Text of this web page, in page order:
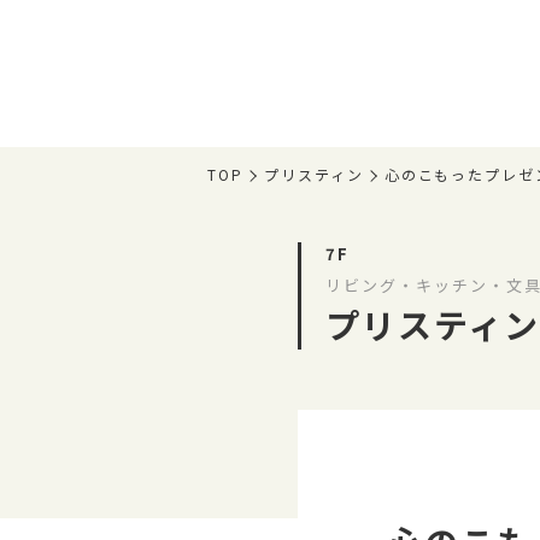
TOP プリスティン 心のこもったプレ
7F
リビング・キッチン・文
プリスティン